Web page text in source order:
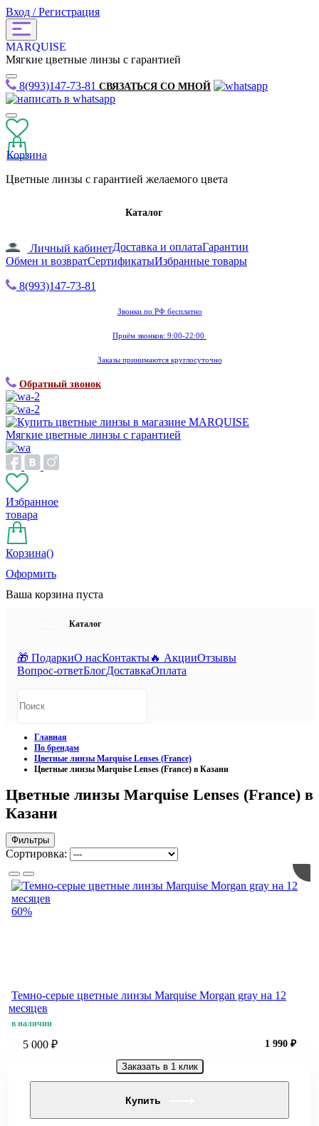
Вход / Регистрация
MARQUISE
Мягкие цветные линзы с гарантией
8(993)147-73-81 СВЯЗАТЬСЯ СО МНОЙ
Корзина
Цветные линзы с гарантией желаемого цвета
Каталог
Личный кабинетДоставка и оплатаГарантии
Обмен и возвратСертификатыИзбранные товары
8(993)147-73-81
Звонки по РФ бесплатно
Приём звонков: 9:00-22:00
Заказы принимаются круглосуточно
Обратный звонок
Мягкие цветные линзы с гарантией
Избранное
товара
Корзина()
Оформить
Ваша корзина пуста
Каталог
🎁 ПодаркиО насКонтакты🔥 АкцииОтзывы
Вопрос-ответБлогДоставкаОплата
Главная
По брендам
Цветные линзы Marquise Lenses (France)
Цветные линзы Marquise Lenses (France) в Казани
Цветные линзы Marquise Lenses (France) в
Казани
Фильтры
Сортировка:
60%
Темно-серые цветные линзы Marquise Morgan gray на 12
месяцев
в наличии
5 000 ₽ 1 990 ₽
Заказать в 1 клик